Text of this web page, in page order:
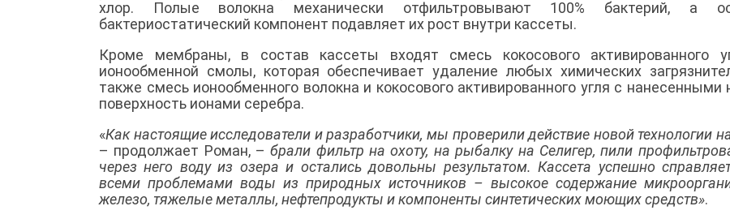
хлор. Полые волокна механически отфильтровывают 100% бактерий, а
бактериостатический компонент подавляет их рост внутри кассеты.
Кроме мембраны, в состав кассеты входят смесь кокосового активированного
ионообменной смолы, которая обеспечивает удаление любых химических
также смесь ионообменного волокна и кокосового активированного угля с нанесенными
поверхность ионами серебра.
«Как настоящие исследователи и разработчики, мы проверили действие новой технологии
– продолжает Роман, –брали фильтр на охоту, на рыбалку на Селигер, пили
через него воду из озера и остались довольны результатом. Кассета успешно
всеми проблемами воды из природных источников – высокое содержание
железо, тяжелые металлы, нефтепродукты и компоненты синтетических моющих средств».